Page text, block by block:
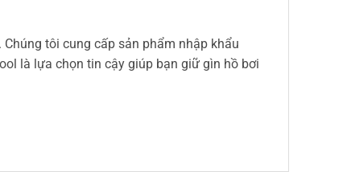
tôi cung cấp sản phẩm nhập khẩu
là lựa chọn tin cậy giúp bạn giữ gìn hồ bơi